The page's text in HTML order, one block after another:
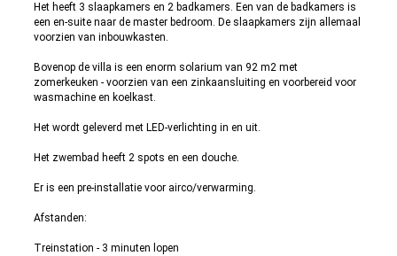
Het heeft 3 slaapkamers en 2 badkamers. Een van de badkamers is
een en-suite naar de master bedroom. De slaapkamers zijn allemaal
voorzien van inbouwkasten.
Bovenop de villa is een enorm solarium van 92 m2 met
zomerkeuken - voorzien van een zinkaansluiting en voorbereid voor
wasmachine en koelkast.
Het wordt geleverd met LED-verlichting in en uit.
Het zwembad heeft 2 spots en een douche.
Er is een pre-installatie voor airco/verwarming.
Afstanden:
Treinstation - 3 minuten lopen